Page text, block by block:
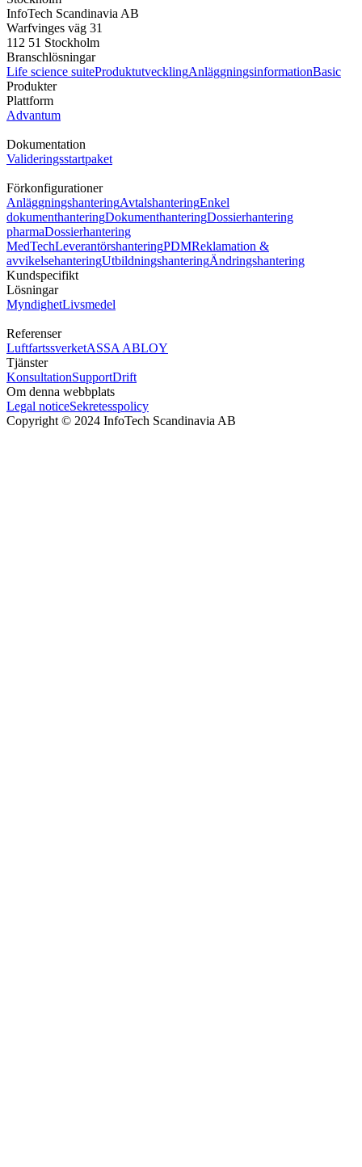
InfoTech Scandinavia AB
Warfvinges väg 31
112 51 Stockholm
Branschlösningar
Life science suiteProduktutvecklingAnläggningsinformationBasic
Produkter
Plattform
Advantum
Dokumentation
Valideringsstartpaket
Förkonfigurationer
AnläggningshanteringAvtalshanteringEnkel
dokumenthanteringDokumenthanteringDossierhantering
pharmaDossierhantering
MedTechLeverantörshanteringPDMReklamation &
avvikelsehanteringUtbildningshanteringÄndringshantering
Kundspecifikt
Lösningar
MyndighetLivsmedel
Referenser
LuftfartssverketASSA ABLOY
Tjänster
KonsultationSupportDrift
Om denna webbplats
Legal noticeSekretesspolicy
Copyright © 2024 InfoTech Scandinavia AB